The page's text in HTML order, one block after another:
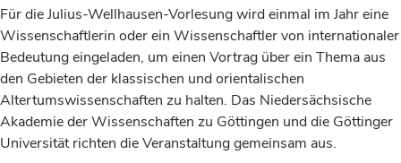
Für die Julius-Wellhausen-Vorlesung wird einmal im Jahr eine
Wissenschaftlerin oder ein Wissenschaftler von internationaler
Bedeutung eingeladen, um einen Vortrag über ein Thema aus
den Gebieten der klassischen und orientalischen
Altertumswissenschaften zu halten. Das Niedersächsische
Akademie der Wissenschaften zu Göttingen und die Göttinger
Universität richten die Veranstaltung gemeinsam aus.